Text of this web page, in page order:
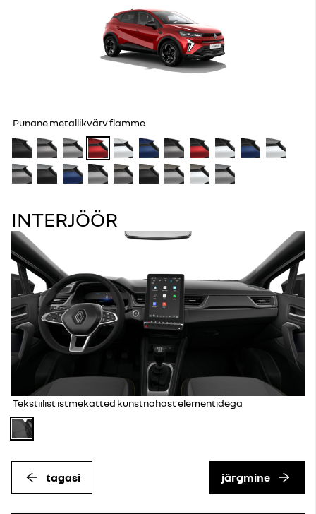
Punane metallikvärv flamme
INTERJÖÖR
Tekstiilist istmekatted kunstnahast elementidega
tagasi järgmine